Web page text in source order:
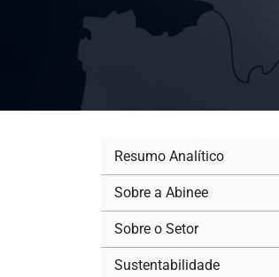
Resumo Analítico
Sobre a Abinee
Sobre o Setor
Sustentabilidade